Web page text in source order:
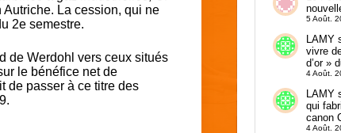
La cession, qui ne
2e semestre.
de Werdohl vers ceux situés
le bénéfice net de
de passer à ce titre des
5 Août.
LAMY
vivre
d’or »
4 Août.
LAMY
qui
canon
4 Août.